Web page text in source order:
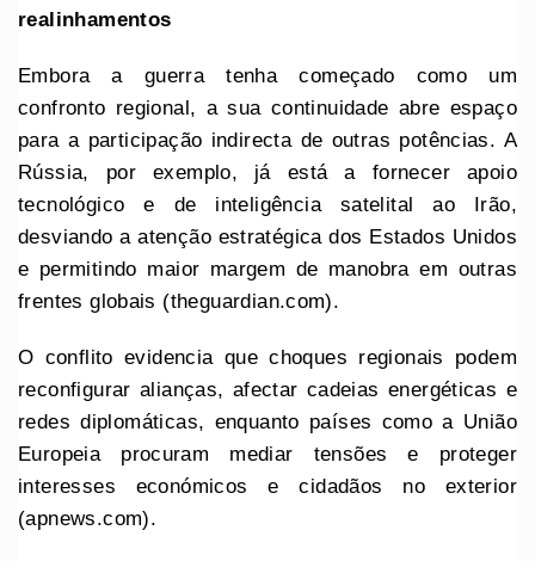
realinhamentos
Embora a guerra tenha começado como um
confronto regional, a sua continuidade abre espaço
para a participação indirecta de outras potências. A
Rússia, por exemplo, já está a fornecer apoio
tecnológico e de inteligência satelital ao Irão,
desviando a atenção estratégica dos Estados Unidos
e permitindo maior margem de manobra em outras
frentes globais (theguardian.com).
O conflito evidencia que choques regionais podem
reconfigurar alianças, afectar cadeias energéticas e
redes diplomáticas, enquanto países como a União
Europeia procuram mediar tensões e proteger
interesses económicos e cidadãos no exterior
(apnews.com).